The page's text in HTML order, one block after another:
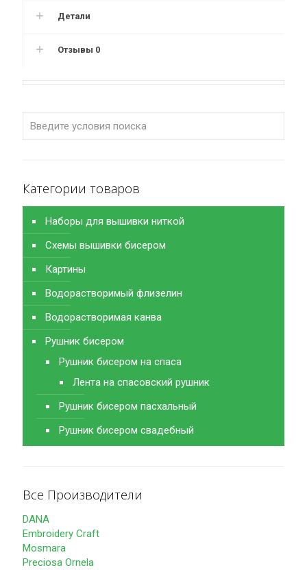
Детали
Отзывы 0
Категории товаров
Наборы для вышивки ниткой
Схемы вышивки бисером
Картины
Водорастворимый флизелин
Водорастворимая канва
Рушник бисером
Рушник бисером на спаса
Лента на спасовский рушник
Рушник бисером пасхальный
Рушник бисером свадебный
Все Производители
DANA
Embroidery Craft
Mosmara
Preciosa Ornela